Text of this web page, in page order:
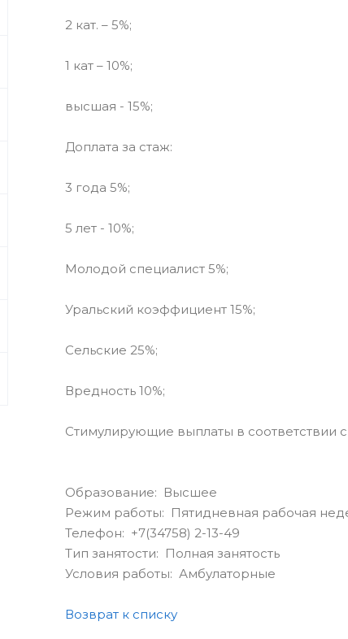
2 кат. – 5%;
1 кат – 10%;
высшая - 15%;
Доплата за стаж:
3 года 5%;
5 лет - 10%;
Молодой специалист 5%;
Уральский коэффициент 15%;
Сельские 25%;
Вредность 10%;
Стимулирующие выплаты в
Образование: Высшее
Режим работы: Пятидневная рабочая
Телефон: +7(34758) 2-13-49
Тип занятости: Полная занятость
Условия работы: Амбулаторные
Возврат к списку